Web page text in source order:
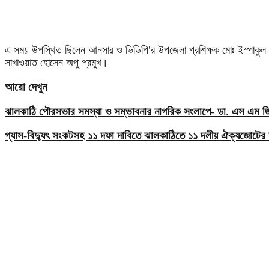
এ সময় উপস্থিত ছিলেন আনসার ও ভিডিপি’র উপজেলা প্রশিক্ষক মোঃ ইস্পাকুল
সাখাওয়াত হোসেন অপু প্রমূখ।
আরো দেখুন
ঝালকাঠি পৌরসভার সমস্যা ও সম্ভাবনার নাগরিক সংলাপে- ডা. এস এম
গ্যাস-বিদ্যুৎ সংকটসহ ১১ দফা দাবিতে ঝালকাঠিতে ১১ দলীয় ঐক্যজোটের